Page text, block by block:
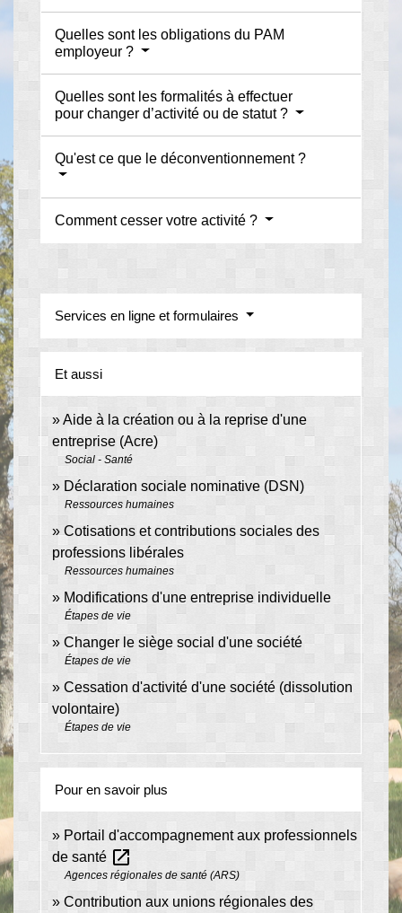
Quelles sont les obligations du PAM
employeur ?
Quelles sont les formalités à effectuer
pour changer d’activité ou de statut ?
Qu'est ce que le déconventionnement ?
Comment cesser votre activité ?
Services en ligne et formulaires
Et aussi
Aide à la création ou à la reprise d'une
entreprise (Acre)
Social - Santé
Déclaration sociale nominative (DSN)
Ressources humaines
Cotisations et contributions sociales des
professions libérales
Ressources humaines
Modifications d'une entreprise individuelle
Étapes de vie
Changer le siège social d'une société
Étapes de vie
Cessation d'activité d'une société (dissolution
volontaire)
Étapes de vie
Pour en savoir plus
Portail d'accompagnement aux professionnels
de santé open_in_new
Agences régionales de santé (ARS)
Contribution aux unions régionales des